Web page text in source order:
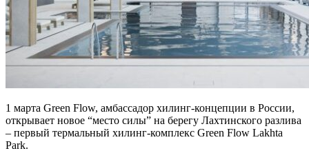
1 марта Green Flow, амбассадор хилинг-концепции в России,
открывает новое “место силы” на берегу Лахтинского разлива
– первый термальный хилинг-комплекс Green Flow Lakhta
Park.